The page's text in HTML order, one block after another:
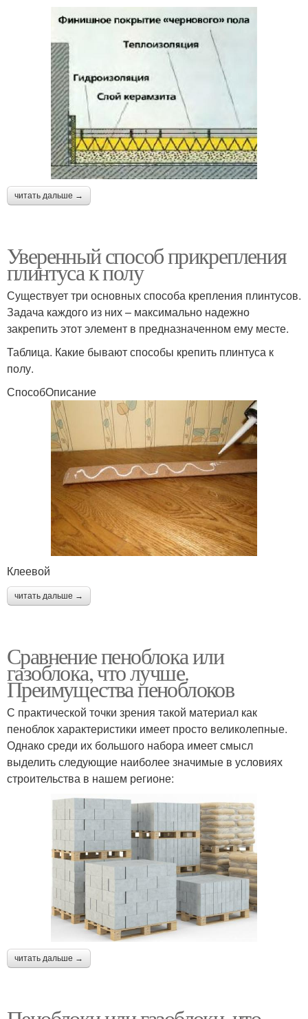
читать дальше →
Уверенный способ прикрепления
плинтуса к полу
Существует три основных способа крепления плинтусов.
Задача каждого из них – максимально надежно
закрепить этот элемент в предназначенном ему месте.
Таблица. Какие бывают способы крепить плинтуса к
полу.
СпособОписание
Клеевой
читать дальше →
Сравнение пеноблока или
газоблока, что лучше.
Преимущества пеноблоков
С практической точки зрения такой материал как
пеноблок характеристики имеет просто великолепные.
Однако среди их большого набора имеет смысл
выделить следующие наиболее значимые в условиях
строительства в нашем регионе:
читать дальше →